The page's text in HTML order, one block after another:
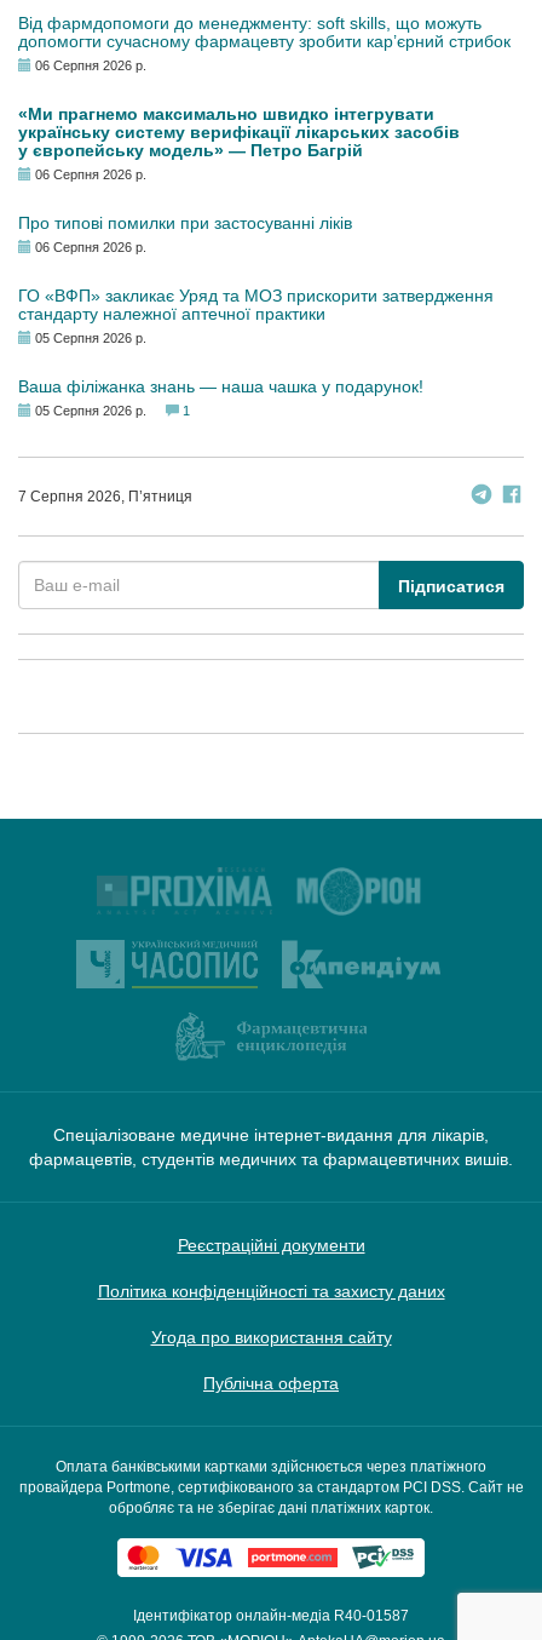
Від фармдопомоги до менеджменту: soft skills, що можуть
допомогти сучасному фармацевту зробити кар’єрний стрибок
06 Серпня 2026 р.
«Ми прагнемо максимально швидко інтегрувати
українську систему верифікації лікарських засобів
у європейську модель» — Петро Багрій
06 Серпня 2026 р.
Про типові помилки при застосуванні ліків
06 Серпня 2026 р.
ГО «ВФП» закликає Уряд та МОЗ прискорити затвердження
стандарту належної аптечної практики
05 Серпня 2026 р.
Ваша філіжанка знань — наша чашка у подарунок!
05 Серпня 2026 р. 1
7 Серпня 2026, П’ятниця
Підписатися
Спеціалізоване медичне інтернет-видання для лікарів,
фармацевтів, студентів медичних та фармацевтичних вишів.
Реєстраційні документи
Політика конфіденційності та захисту даних
Угода про використання сайту
Публічна оферта
Ідентифікатор онлайн-медіа R40-01587
Оплата банківськими картками здійснюється через платіжного
провайдера Portmone, сертифікованого за стандартом PCI DSS. Сайт не
обробляє та не зберігає дані платіжних карток.